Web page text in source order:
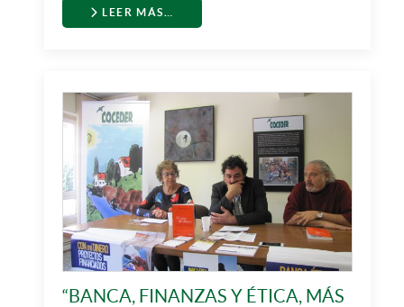
LEER MÁS…
“BANCA, FINANZAS Y ÉTICA, MÁS